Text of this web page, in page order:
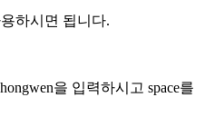
하시면 됩니다.
을 입력하시고 space를